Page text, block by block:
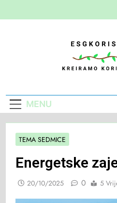
ESG
Kreiramo
MENU
TEMA SEDMICE
Energetske
20/10/2025 0 5